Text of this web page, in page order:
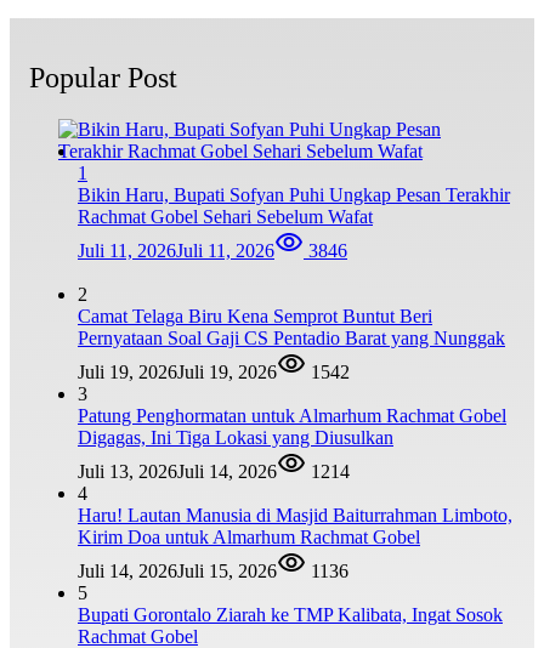
Popular Post
1
Bikin Haru, Bupati Sofyan Puhi Ungkap Pesan Terakhir
Rachmat Gobel Sehari Sebelum Wafat
Juli 11, 2026Juli 11, 2026 3846
2
Camat Telaga Biru Kena Semprot Buntut Beri
Pernyataan Soal Gaji CS Pentadio Barat yang Nunggak
Juli 19, 2026Juli 19, 2026
1542
3
Patung Penghormatan untuk Almarhum Rachmat Gobel
Digagas, Ini Tiga Lokasi yang Diusulkan
Juli 13, 2026Juli 14, 2026
1214
4
Haru! Lautan Manusia di Masjid Baiturrahman Limboto,
Kirim Doa untuk Almarhum Rachmat Gobel
Juli 14, 2026Juli 15, 2026
1136
5
Bupati Gorontalo Ziarah ke TMP Kalibata, Ingat Sosok
Rachmat Gobel